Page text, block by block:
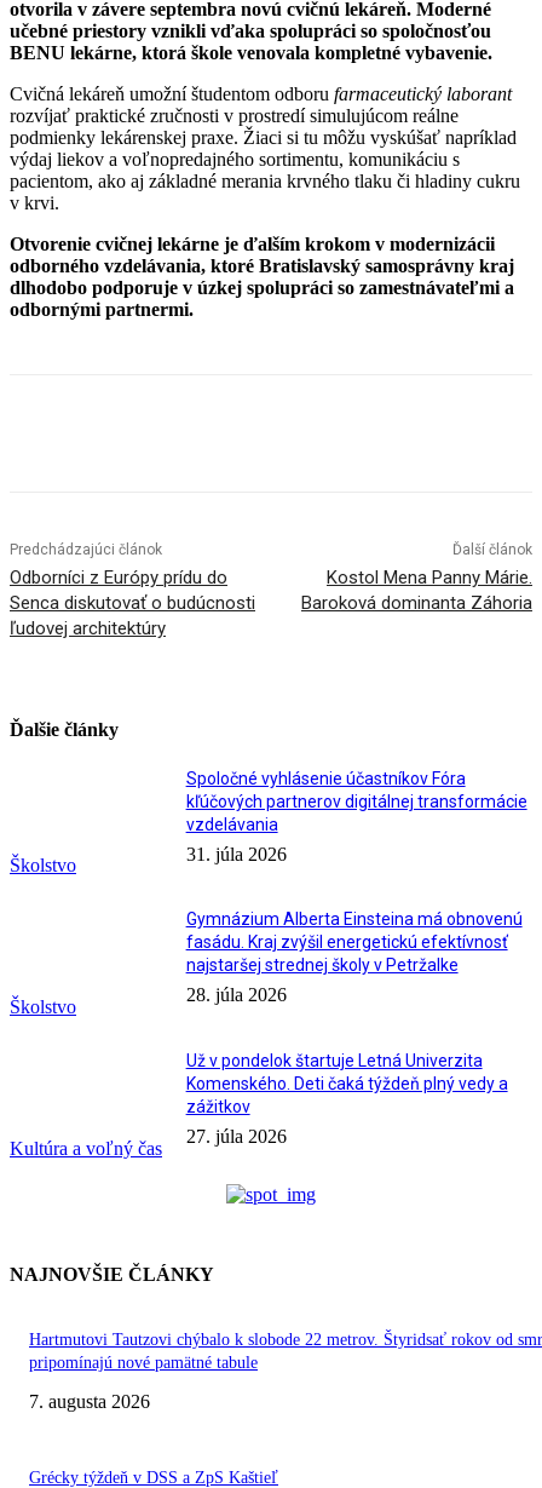
otvorila v závere septembra novú cvičnú lekáreň. Moderné
učebné priestory vznikli vďaka spolupráci so spoločnosťou
BENU lekárne, ktorá škole venovala kompletné vybavenie.
Cvičná lekáreň umožní študentom odboru farmaceutický laborant
rozvíjať praktické zručnosti v prostredí simulujúcom reálne
podmienky lekárenskej praxe. Žiaci si tu môžu vyskúšať napríklad
výdaj liekov a voľnopredajného sortimentu, komunikáciu s
pacientom, ako aj základné merania krvného tlaku či hladiny cukru
v krvi.
Otvorenie cvičnej lekárne je ďalším krokom v modernizácii
odborného vzdelávania, ktoré Bratislavský samosprávny kraj
dlhodobo podporuje v úzkej spolupráci so zamestnávateľmi a
odbornými partnermi.
Predchádzajúci článok
Odborníci z Európy prídu do
Senca diskutovať o budúcnosti
ľudovej architektúry
Ďalší článok
Kostol Mena Panny Márie.
Baroková dominanta Záhoria
Ďalšie články
Školstvo
Spoločné vyhlásenie účastníkov Fóra
kľúčových partnerov digitálnej transformácie
vzdelávania
31. júla 2026
Školstvo
Gymnázium Alberta Einsteina má obnovenú
fasádu. Kraj zvýšil energetickú efektívnosť
najstaršej strednej školy v Petržalke
28. júla 2026
Kultúra a voľný čas
Už v pondelok štartuje Letná Univerzita
Komenského. Deti čaká týždeň plný vedy a
zážitkov
27. júla 2026
NAJNOVŠIE ČLÁNKY
Hartmutovi Tautzovi chýbalo k slobode 22 metrov. Štyridsať rokov od
pripomínajú nové pamätné tabule
7. augusta 2026
Grécky týždeň v DSS a ZpS Kaštieľ